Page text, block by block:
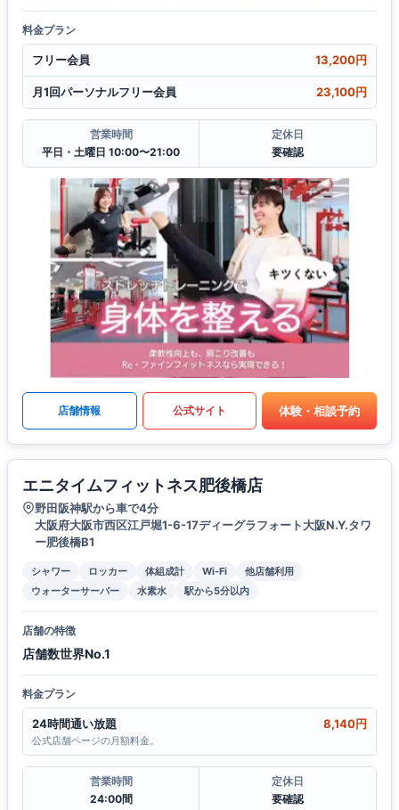
料金プラン
フリー会員 13,200円
月1回パーソナルフリー会員 23,100円
営業時間
平日・土曜日 10:00〜21:00
定休日
要確認
店舗情報 公式サイト 体験・相談予約
エニタイムフィットネス肥後橋店
野田阪神駅から車で4分
大阪府大阪市西区江戸堀1-6-17ディーグラフォート大阪N.Y.タワ
ー肥後橋B1
シャワー ロッカー 体組成計 Wi-Fi
他店舗利用
ウォーターサーバー
水素水 駅から5分以内
店舗の特徴
店舗数世界No.1
料金プラン
24時間通い放題 8,140円
公式店舗ページの月額料金。
営業時間
24:00間
定休日
要確認